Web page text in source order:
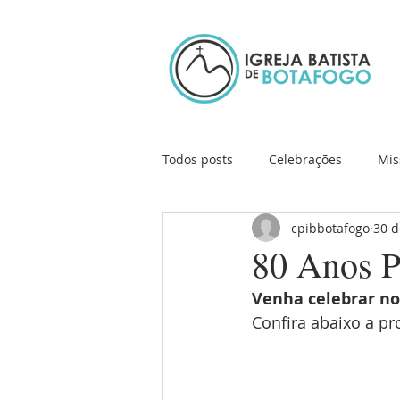
Todos posts Celebrações
Ação Social Cursos e
80 Anos
cpibbotafogo 30
Venha celebrar
Confira abaixo a